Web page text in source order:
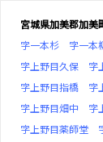
宮城県加美郡加美
字一本杉
字一本
字上野目久保
字
字上野目指橋
字
字上野目畑中
字
字上野目薬師堂